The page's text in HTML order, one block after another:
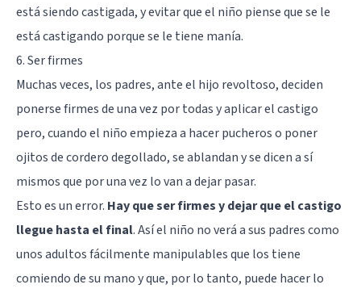
está siendo castigada, y evitar que el niño piense que se le
está castigando porque se le tiene manía.
6. Ser firmes
Muchas veces, los padres, ante el hijo revoltoso, deciden
ponerse firmes de una vez por todas y aplicar el castigo
pero, cuando el niño empieza a hacer pucheros o poner
ojitos de cordero degollado, se ablandan y se dicen a sí
mismos que por una vez lo van a dejar pasar.
Esto es un error. Hay que ser firmes y dejar que el castigo
llegue hasta el final. Así el niño no verá a sus padres como
unos adultos fácilmente manipulables que los tiene
comiendo de su mano y que, por lo tanto, puede hacer lo